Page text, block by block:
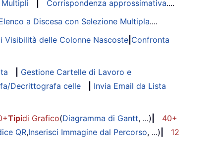
Corrispondenza approssimativa....
a Discesa con Selezione Multipla....
delle Colonne Nascoste Confronta
Gestione Cartelle di Lavoro e
Decrittografa celle
Invia Email da Lista
Tipidi Grafico(Diagramma di Gantt, ...)
40+
QR,Inserisci Immagine dal Percorso, ...) 12